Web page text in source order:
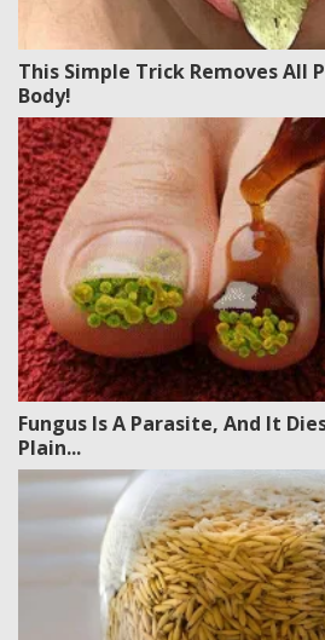
This Simple Trick Removes All
Body!
Fungus Is A Parasite, And It
Plain...